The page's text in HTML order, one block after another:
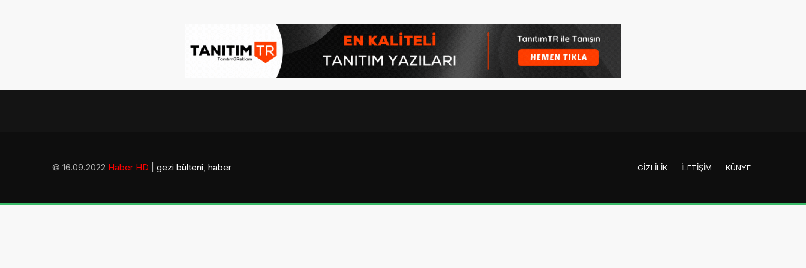
© 16.09.2022 Haber HD gezi bülteni, haber GIZLILIK İLETIŞIM KÜNYE